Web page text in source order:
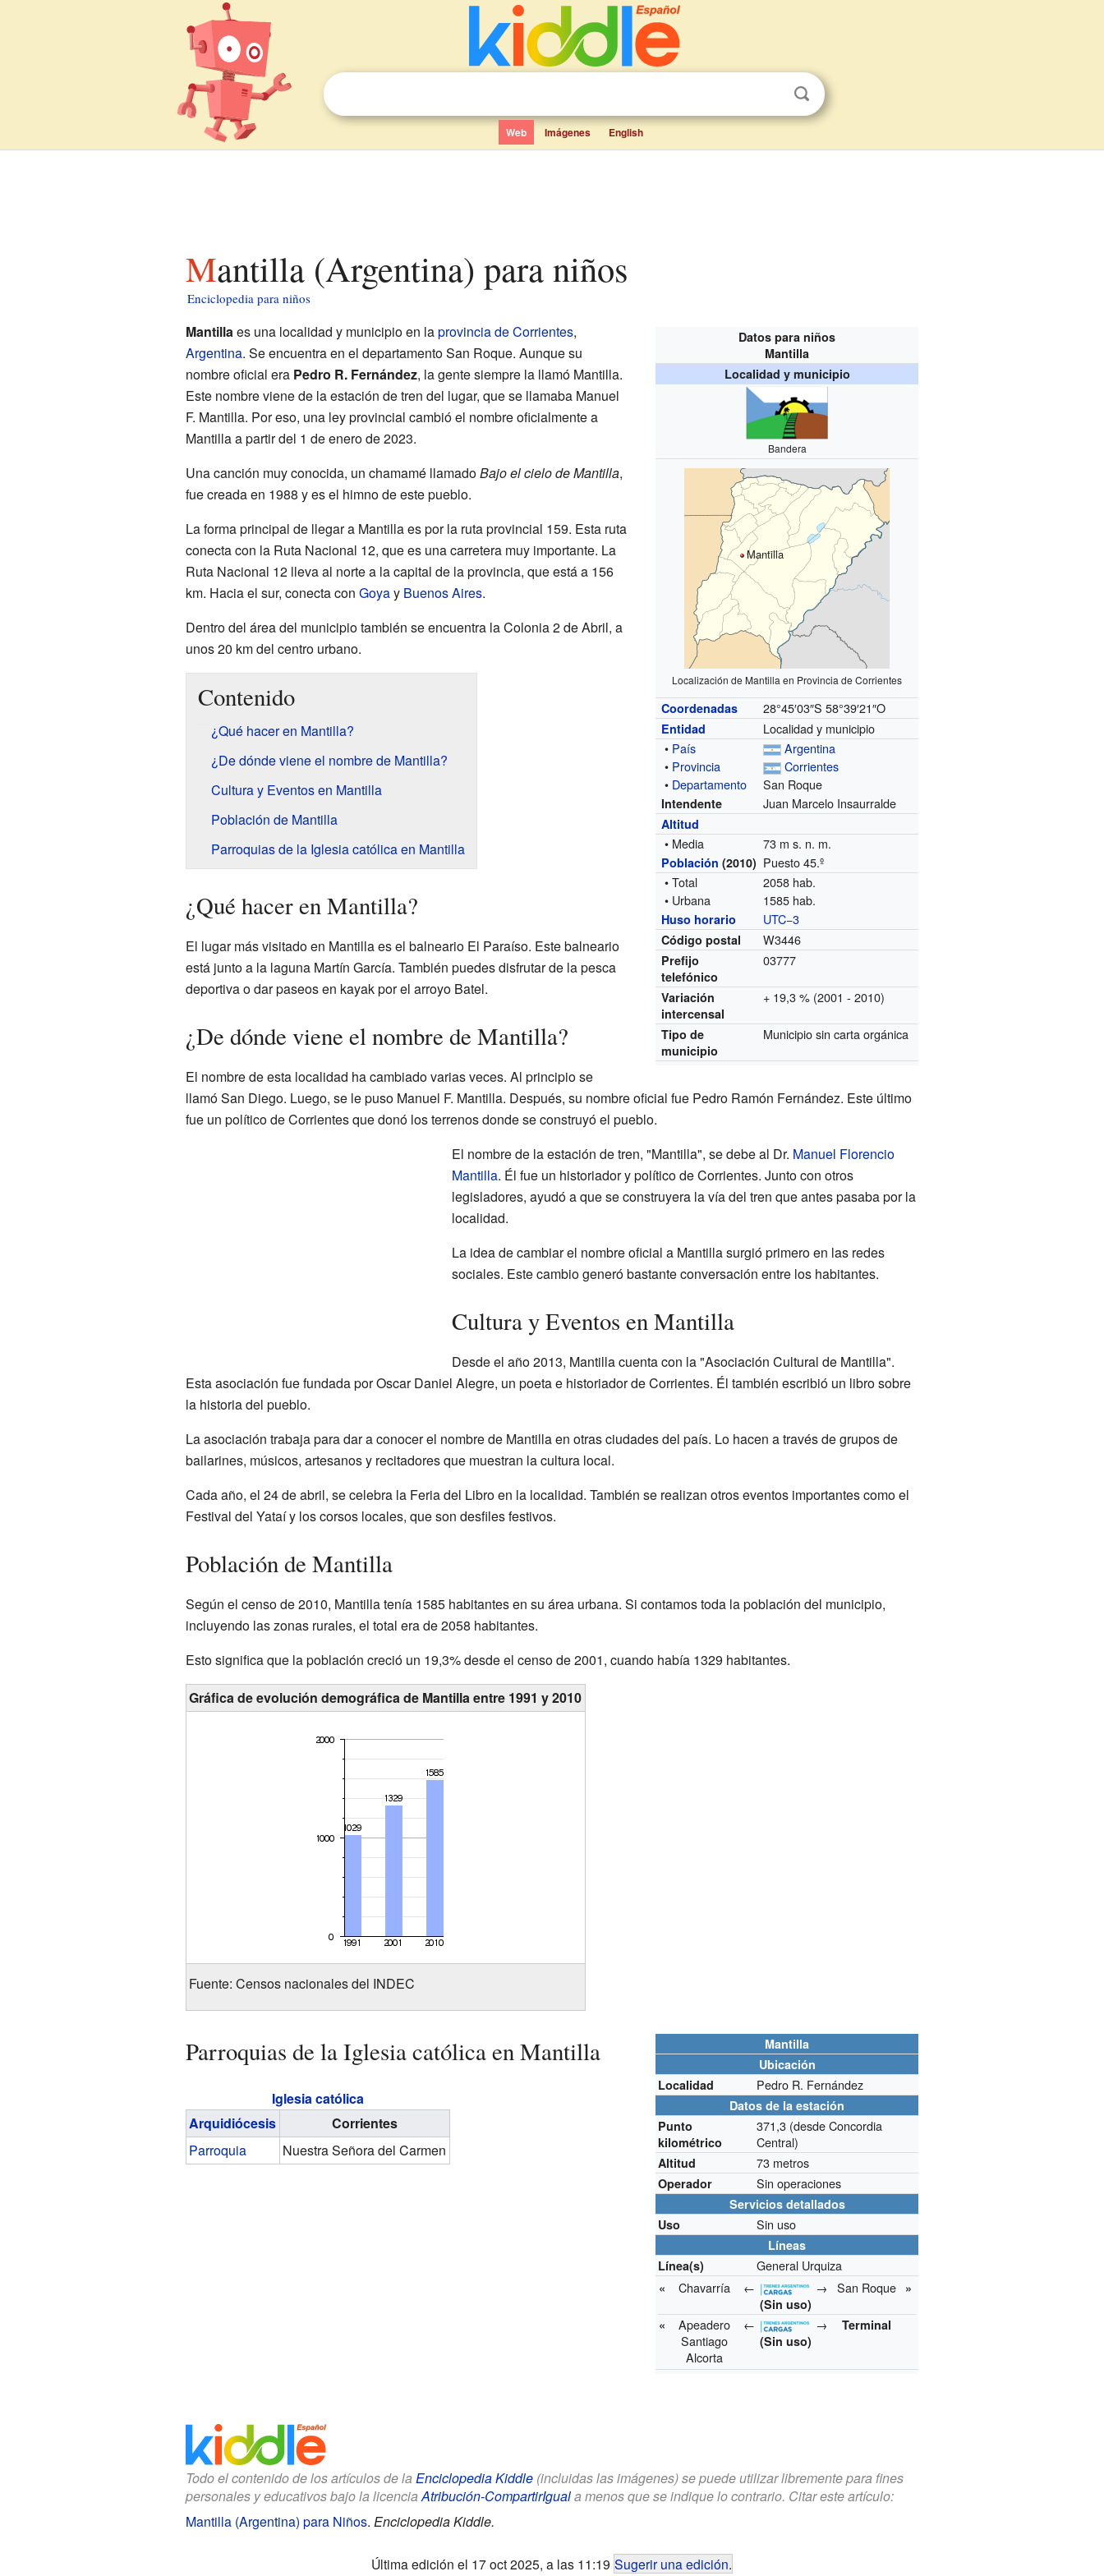
Web Imágenes English
Mantilla (Argentina) para niños
Enciclopedia para niños
Datos para niños
Mantilla
Localidad y municipio
Bandera
Mantilla
Localización de Mantilla en Provincia de Corrientes
Coordenadas 28°45′03″S 58°39′21″O
Entidad
Localidad y municipio
• País
Argentina
• Provincia
Corrientes
• Departamento San Roque
Intendente Juan Marcelo Insaurralde
Altitud
• Media 73 m s. n. m.
Población (2010) Puesto 45.º
• Total
2058 hab.
• Urbana
1585 hab.
Huso horario UTC−3
Código postal W3446
Prefijo
telefónico
03777
Variación
intercensal
+ 19,3 % (2001 - 2010)
Tipo de
municipio
Municipio sin carta orgánica
Mantillaes una localidad y municipio en laprovincia de Corrientes,
Argentina. Se encuentra en el departamento San Roque. Aunque su
nombre oficial era Pedro R. Fernández, la gente siempre la llamó Mantilla.
Este nombre viene de la estación de tren del lugar, que se llamaba Manuel
F. Mantilla. Por eso, una ley provincial cambió el nombre oficialmente a
Mantilla a partir del 1 de enero de 2023.
Una canción muy conocida, un chamamé llamadoBajo el cielo de Mantilla,
fue creada en 1988 y es el himno de este pueblo.
La forma principal de llegar a Mantilla es por la ruta provincial 159. Esta ruta
conecta con la Ruta Nacional 12, que es una carretera muy importante. La
Ruta Nacional 12 lleva al norte a la capital de la provincia, que está a 156
km. Hacia el sur, conecta con Goyay Buenos Aires.
Dentro del área del municipio también se encuentra la Colonia 2 de Abril, a
unos 20 km del centro urbano.
Contenido
¿Qué hacer en Mantilla?
¿De dónde viene el nombre de Mantilla?
Cultura y Eventos en Mantilla
Población de Mantilla
Parroquias de la Iglesia católica en Mantilla
¿Qué hacer en Mantilla?
El lugar más visitado en Mantilla es el balneario El Paraíso. Este balneario
está junto a la laguna Martín García. También puedes disfrutar de la pesca
deportiva o dar paseos en kayak por el arroyo Batel.
¿De dónde viene el nombre de Mantilla?
El nombre de esta localidad ha cambiado varias veces. Al principio se
llamó San Diego. Luego, se le puso Manuel F. Mantilla. Después, su nombre oficial fue Pedro Ramón Fernández. Este último
fue un político de Corrientes que donó los terrenos donde se construyó el pueblo.
El nombre de la estación de tren, "Mantilla", se debe al Dr. Manuel Florencio
Mantilla. Él fue un historiador y político de Corrientes. Junto con otros
legisladores, ayudó a que se construyera la vía del tren que antes pasaba por la
localidad.
La idea de cambiar el nombre oficial a Mantilla surgió primero en las redes
sociales. Este cambio generó bastante conversación entre los habitantes.
Cultura y Eventos en Mantilla
Desde el año 2013, Mantilla cuenta con la "Asociación Cultural de Mantilla".
Esta asociación fue fundada por Oscar Daniel Alegre, un poeta e historiador de Corrientes. Él también escribió un libro sobre
la historia del pueblo.
La asociación trabaja para dar a conocer el nombre de Mantilla en otras ciudades del país. Lo hacen a través de grupos de
bailarines, músicos, artesanos y recitadores que muestran la cultura local.
Cada año, el 24 de abril, se celebra la Feria del Libro en la localidad. También se realizan otros eventos importantes como el
Festival del Yataí y los corsos locales, que son desfiles festivos.
Población de Mantilla
Según el censo de 2010, Mantilla tenía 1585 habitantes en su área urbana. Si contamos toda la población del municipio,
incluyendo las zonas rurales, el total era de 2058 habitantes.
Esto significa que la población creció un 19,3% desde el censo de 2001, cuando había 1329 habitantes.
Gráfica de evolución demográfica de Mantilla entre 1991 y 2010
Fuente: Censos nacionales del INDEC
Mantilla
Ubicación
Localidad
Pedro R. Fernández
Datos de la estación
Punto
kilométrico
371,3 (desde Concordia
Central)
Altitud 73 metros
Operador Sin operaciones
Servicios detallados
Uso
Sin uso
Líneas
Línea(s)
General Urquiza
« Chavarría ←
(Sin uso)
→ San Roque »
«
Apeadero
Santiago
Alcorta
←
(Sin uso)
→ Terminal
Parroquias de la Iglesia católica en Mantilla
Iglesia católica
Arquidiócesis
Corrientes
Parroquia
Nuestra Señora del Carmen
Todo el contenido de los artículos de la Enciclopedia Kiddle(incluidas las imágenes) se puede utilizar libremente para fines
personales y educativos bajo la licenciaAtribución-CompartirIguala menos que se indique lo contrario. Citar este artículo:
Mantilla (Argentina) para Niños. Enciclopedia Kiddle.
Última edición el 17 oct 2025, a las 11:19 Sugerir una edición.